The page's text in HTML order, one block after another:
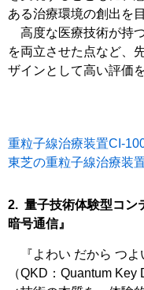
ある治療環境の創出を
高度な医療技術が持
を両立させた点など、
ザインとして高い評価
重粒子線治療装置CI-
東芝の重粒子線治療装
2. 量子技術体験型コン
暗号通信』
『よわい だから つよ
（QKD：Quantum